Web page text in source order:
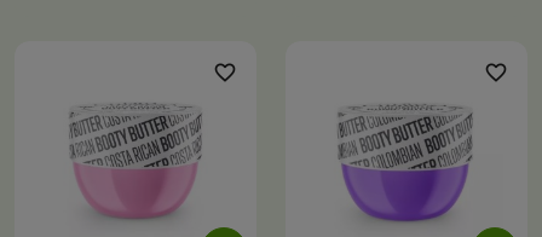
favorite_border favorite_border